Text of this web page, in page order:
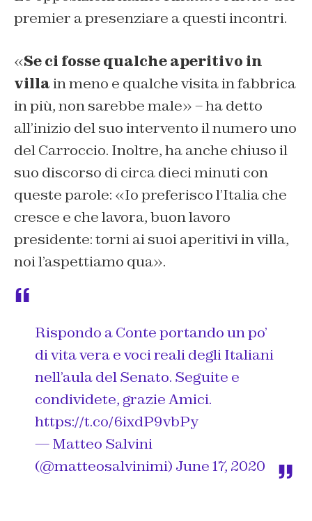
premier a presenziare a questi incontri.
«Se ci fosse qualche aperitivo in
villain meno e qualche visita in fabbrica
in più, non sarebbe male» – ha detto
all’inizio del suo intervento il numero uno
del Carroccio. Inoltre, ha anche chiuso il
suo discorso di circa dieci minuti con
queste parole: «Io preferisco l’Italia che
cresce e che lavora, buon lavoro
presidente: torni ai suoi aperitivi in villa,
noi l’aspettiamo qua».
Rispondo a Conte portando un po’
di vita vera e voci reali degli Italiani
nell’aula del Senato. Seguite e
condividete, grazie Amici.
https://t.co/6ixdP9vbPy
— Matteo Salvini
(@matteosalvinimi) June 17, 2020